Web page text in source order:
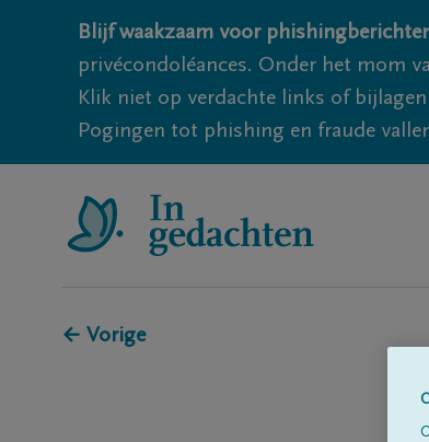
Blijf waakzaam voor
privécondoléances. Onder het mom
Klik niet op verdachte links of
Pogingen tot phishing en fraude
← Vorige